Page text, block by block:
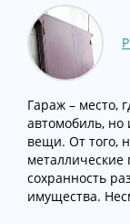
Гараж – место,
автомобиль, но
вещи. От того,
металлические
сохранность
имущества.